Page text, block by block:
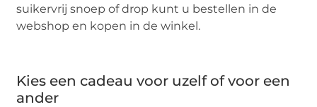
suikervrij snoep of drop kunt u bestellen in de
webshop en kopen in de winkel.
Kies een cadeau voor uzelf of voor een
ander